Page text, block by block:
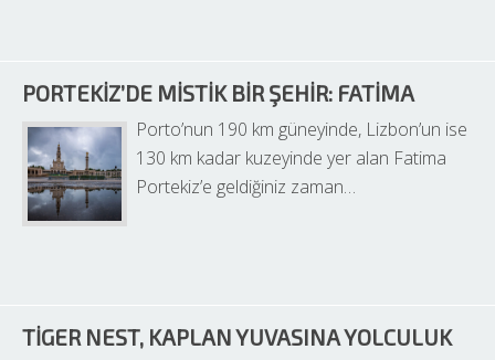
PORTEKIZ’DE MISTIK BIR ŞEHIR: FATIMA
Porto’nun 190 km güneyinde, Lizbon’un ise
130 km kadar kuzeyinde yer alan Fatima
Portekiz’e geldiğiniz zaman…
TIGER NEST, KAPLAN YUVASINA YOLCULUK